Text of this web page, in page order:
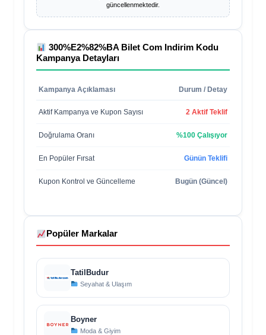
güncellenmektedir.
300%E2%82%BA Bilet Com Indirim Kodu
Kampanya Detayları
Kampanya Açıklaması Durum / Detay
Aktif Kampanya ve Kupon Sayısı 2 Aktif Teklif
Doğrulama Oranı %100 Çalışıyor
En Popüler Fırsat Günün Teklifi
Kupon Kontrol ve Güncelleme Bugün (Güncel)
Popüler Markalar
TatilBudur
Seyahat & Ulaşım
Boyner
Moda & Giyim